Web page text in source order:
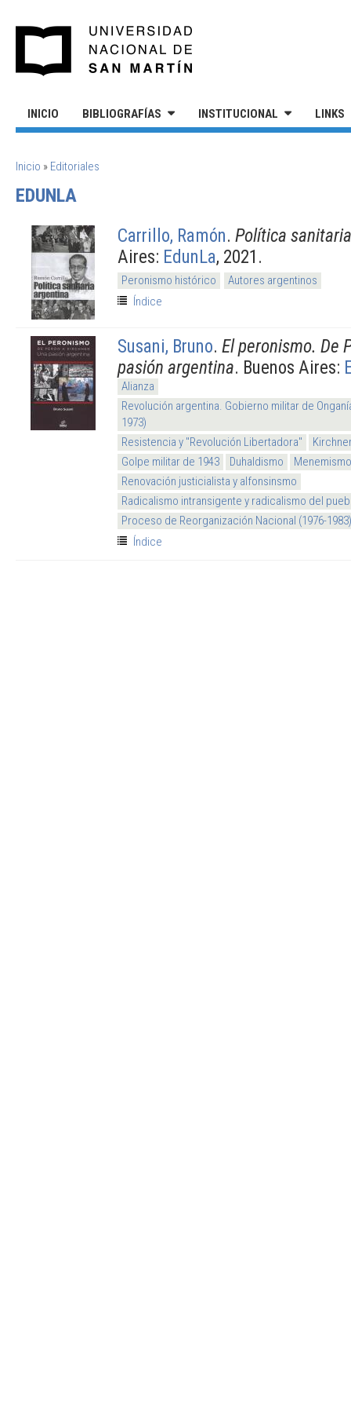
INICIO BIBLIOGRAFÍAS INSTITUCIONAL LINKS
SE ENCUENTRA USTED AQUÍ
Inicio » Editoriales
EDUNLA
Carrillo, Ramón. Política
Aires: EdunLa, 2021.
Peronismo histórico
Autores argentinos
Índice
Susani, Bruno. El peronismo. De
pasión argentina. Buenos Aires:
Alianza
Revolución argentina. Gobierno militar de
1973)
Resistencia y "Revolución Libertadora"
Golpe militar de 1943
Duhaldismo
Menemismo
Renovación justicialista y alfonsinsmo
Radicalismo intransigente y radicalismo del
Proceso de Reorganización Nacional (1976-1983)
Índice